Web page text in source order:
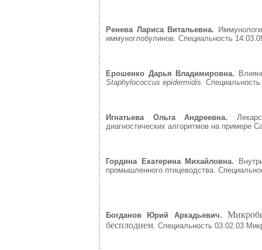
Ренева Лариса Витальевна.
иммуноглобулинов. Специальность
Ерошенко Дарья Владимировна.
Staphylococcus epidermidis.
Игнатьева Ольга Андреевна.
диагностических алгоритмов на примере
Гордина Екатерина Михайловна.
промышленного птицеводства.
Богданов Юрий Аркадьевич.
бесплодием. Специальность 03.02.03